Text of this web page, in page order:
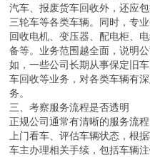
汽车、报废货车回收外，还应
三轮车等各类车辆。同时，专
回收电机、变压器、配电柜、
备等。业务范围越全面，说明
如，一些公司长期从事保定旧
车回收等业务，对各类车辆有
务。
三、考察服务流程是否透明
正规公司通常有清晰的服务流
上门看车、评估车辆状态，根
车主办理相关手续，包括车辆